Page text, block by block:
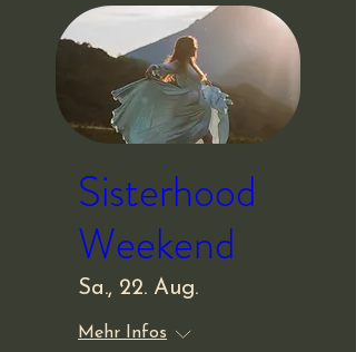
Sisterhood
Weekend
Sa., 22. Aug.
Mehr Infos